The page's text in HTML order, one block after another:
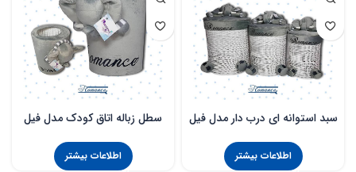
سبد استوانه ای درب دار مدل فیل
اطلاعات بیشتر
سطل زباله اتاق کودک مدل فیل
اطلاعات بیشتر